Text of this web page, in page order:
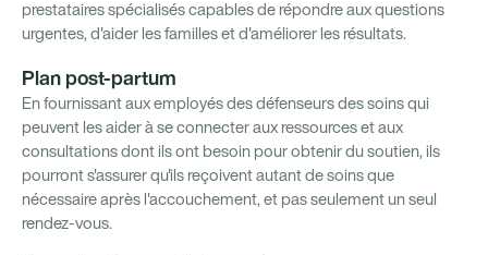
prestataires spécialisés capables de répondre aux questions
urgentes, d'aider les familles et d'améliorer les résultats.
Plan post-partum
En fournissant aux employés des défenseurs des soins qui
peuvent les aider à se connecter aux ressources et aux
consultations dont ils ont besoin pour obtenir du soutien, ils
pourront s'assurer qu'ils reçoivent autant de soins que
nécessaire après l'accouchement, et pas seulement un seul
rendez-vous.